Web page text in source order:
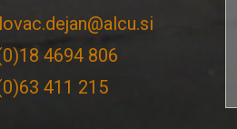
4694 806
411 215